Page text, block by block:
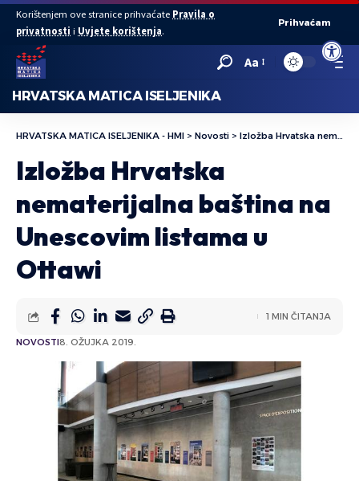
Open
Korištenjem ove stranice prihvaćate Pravila o
privatnosti i Uvjete korištenja.
Prihvaćam
Aa
HRVATSKA MATICA ISELJENIKA
HRVATSKA MATICA ISELJENIKA - HMI > Novosti > Izložba Hrvatska nematerijalna baština na Unescovim listama u Ottawi
Izložba Hrvatska
nematerijalna baština na
Unescovim listama u
Ottawi
NOVOSTI8. OŽUJKA 2019.
1 MIN ČITANJA